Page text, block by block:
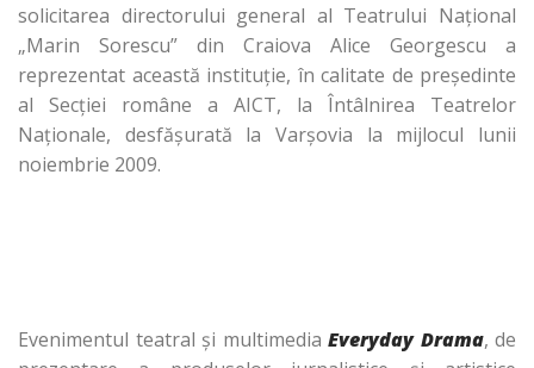
solicitarea directorului general al Teatrului Naţional
„Marin Sorescu” din Craiova Alice Georgescu a
reprezentat această instituţie, în calitate de preşedinte
al Secţiei române a AICT, la Întâlnirea Teatrelor
Naţionale, desfăşurată la Varşovia la mijlocul lunii
noiembrie 2009.
Evenimentul teatral şi multimedia Everyday Drama, de